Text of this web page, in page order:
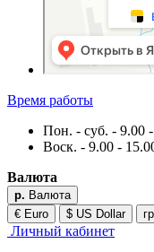
Время работы
Пон. - суб. - 9.00
Воск. - 9.00 -
Валюта
р. Валюта
€ Euro
$ US Dollar
Личный кабинет